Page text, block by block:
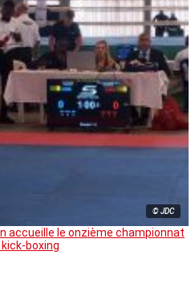
© JDC
accueille le onzième championnat
kick-boxing